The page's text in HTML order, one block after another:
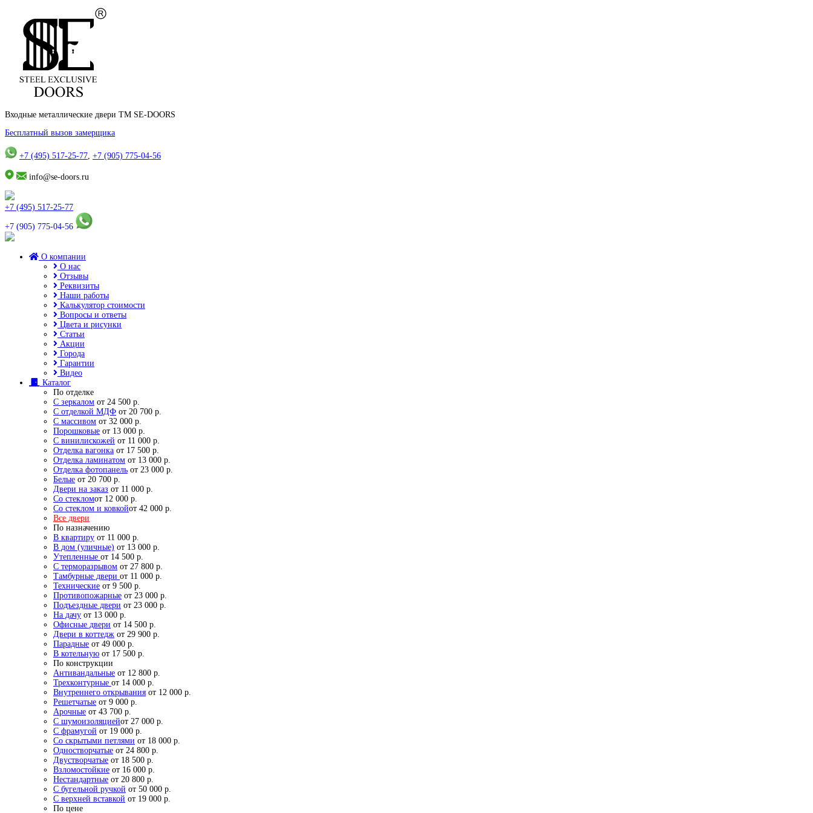
Входные металлические двери TM SE-DOORS
Бесплатный вызов замерщика
+7 (495) 517-25-77, +7 (905) 775-04-56
info@se-doors.ru
+7 (495) 517-25-77
+7 (905) 775-04-56
О компании
О нас
Отзывы
Реквизиты
Наши работы
Калькулятор стоимости
Вопросы и ответы
Цвета и рисунки
Статьи
Акции
Города
Гарантии
Видео
Каталог
По отделке
С зеркалом от 24 500 р.
С отделкой МДФ от 20 700 р.
С массивом от 32 000 р.
Порошковые от 13 000 р.
С винилискожей от 11 000 р.
Отделка вагонка от 17 500 р.
Отделка ламинатом от 13 000 р.
Отделка фотопанель от 23 000 р.
Белые от 20 700 р.
Двери на заказ от 11 000 р.
Со стекломот 12 000 р.
Со стеклом и ковкойот 42 000 р.
Все двери
По назначению
В квартиру от 11 000 р.
В дом (уличные) от 13 000 р.
Утепленные от 14 500 р.
С терморазрывом от 27 800 р.
Тамбурные двери от 11 000 р.
Технические от 9 500 р.
Противопожарные от 23 000 р.
Подъездные двери от 23 000 р.
На дачу от 13 000 р.
Офисные двери от 14 500 р.
Двери в коттедж от 29 900 р.
Парадные от 49 000 р.
В котельную от 17 500 р.
По конструкции
Антивандальные от 12 800 р.
Трехконтурные от 14 000 р.
Внутреннего открывания от 12 000 р.
Решетчатые от 9 000 р.
Арочные от 43 700 р.
С шумоизоляциейот 27 000 р.
С фрамугой от 19 000 р.
Со скрытыми петлями от 18 000 р.
Одностворчатые от 24 800 р.
Двустворчатые от 18 500 р.
Взломостойкие от 16 000 р.
Нестандартные от 20 800 р.
С бугельной ручкой от 50 000 р.
С верхней вставкой от 19 000 р.
По цене